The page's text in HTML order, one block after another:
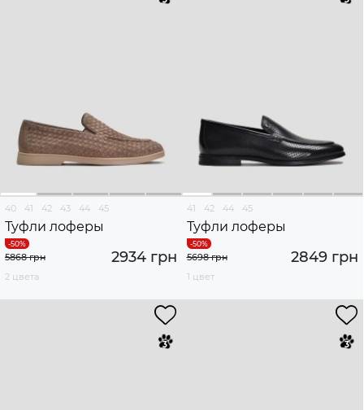
40 41 42 43 44 45
Туфли лоферы
2934 грн
5868 грн
2 цвета
41 42 44 45
Туфли лоферы
2849 грн
5698 грн
1 цвет